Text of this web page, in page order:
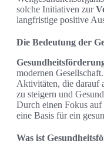
solche Initiativen zur
langfristige positive
Die Bedeutung der
modernen
Aktivitäten, die darauf
zu steigern und
Durch einen Fokus auf
eine Basis für ein
Was ist